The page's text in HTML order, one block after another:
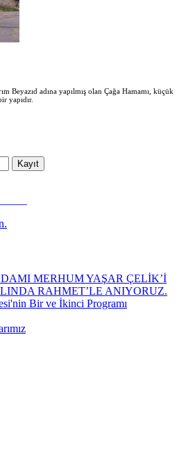
Beyazıd adına yapılmış olan Çağa Hamamı, küçük
yapıdır.
MERHUM YAŞAR ÇELİK’İ
RAHMET’LE ANIYORUZ.
Bir ve İkinci Programı